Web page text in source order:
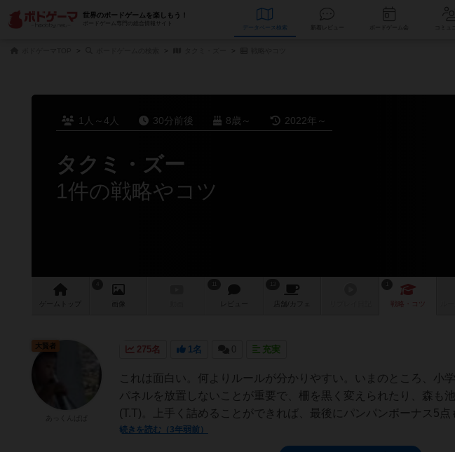
世界のボードゲームを楽しもう！
ボードゲーム専門の総合情報サイト
データベース
1人～4人 30分前後 8歳～ 2022年～
タクミ・ズー
1件の戦略やコツ
ゲーム 画像 レビュー 店舗/ カフェ 戦略 ・コツ
275名 1名 0 充実
これは面白い。何よりルールが分かりやすい。いまのところ、小
パネルを放置しないことが重要で、柵を黒く変えられたり、森も
(T.T)。上手く詰めることができれば、最後にパンパンボーナス5点
続きを読む（3年弱前）
大賢者